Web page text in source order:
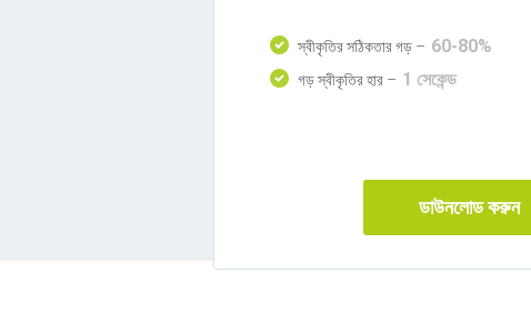
স্বীকৃতির সঠিকতার গড় – 60-80%
গড় স্বীকৃতির হার – 1 সেকেন্ড
ডাউনলোড করুন